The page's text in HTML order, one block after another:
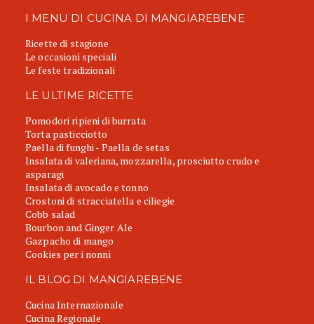
I MENU DI CUCINA DI MANGIAREBENE
Ricette di stagione
Le occasioni speciali
Le feste tradizionali
LE ULTIME RICETTE
Pomodori ripieni di burrata
Torta pasticciotto
Paella di funghi - Paella de setas
Insalata di valeriana, mozzarella, prosciutto crudo e
asparagi
Insalata di avocado e tonno
Crostoni di stracciatella e ciliegie
Cobb salad
Bourbon and Ginger Ale
Gazpacho di mango
Cookies per i nonni
IL BLOG DI MANGIAREBENE
Cucina Internazionale
Cucina Regionale